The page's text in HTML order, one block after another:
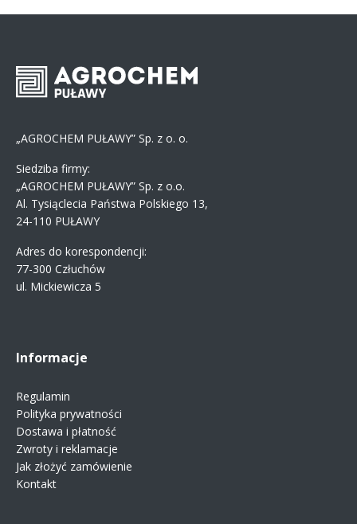
„AGROCHEM PUŁAWY” Sp. z o. o.
Siedziba firmy:
„AGROCHEM PUŁAWY” Sp. z o.o.
Al. Tysiąclecia Państwa Polskiego 13,
24-110 PUŁAWY
Adres do korespondencji:
77-300 Człuchów
ul. Mickiewicza 5
Informacje
Regulamin
Polityka prywatności
Dostawa i płatność
Zwroty i reklamacje
Jak złożyć zamówienie
Kontakt